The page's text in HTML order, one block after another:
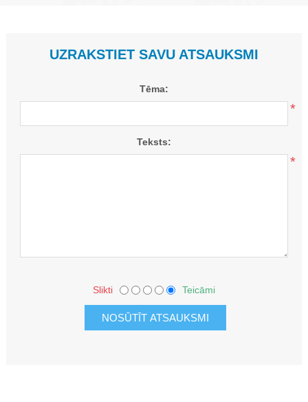
UZRAKSTIET SAVU ATSAUKSMI
Tēma:
*
Teksts:
*
Slikti Teicāmi